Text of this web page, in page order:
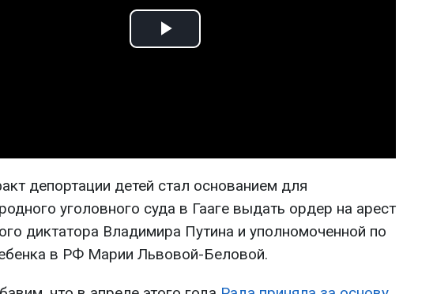
Play
депортации детей стал основанием для
уголовного суда в Гааге выдать ордер на арест
диктатора Владимира Путина и уполномоченной по
в РФ Марии Львовой-Беловой.